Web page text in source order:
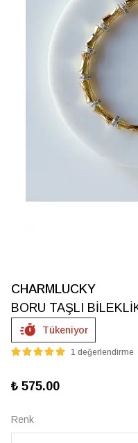
CHARMLUCKY
BORU TAŞLI
Tükeniyor
1 değerlendirme
₺ 575.00
Renk